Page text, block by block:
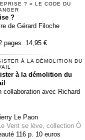
? » LE CODE DU
?
de Gérard Filoche
pages. 14,95 €
À LA DÉMOLITION DU
à la démolition du
collaboration avec Richard
Le Paon
Vent se lève, collection Ô
116 p. 10 euros